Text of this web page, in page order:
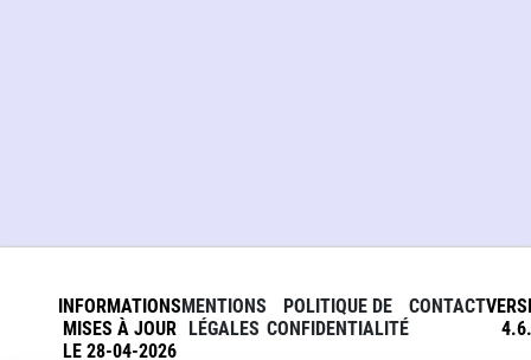
INFORMATIONS
MISES À JOUR
LE 28-04-2026
MENTIONS
LÉGALES
POLITIQUE DE
CONFIDENTIALITÉ
CONTACT